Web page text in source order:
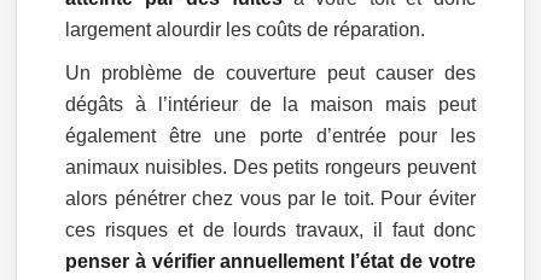
largement alourdir les coûts de réparation.
Un problème de couverture peut causer des
dégâts à l’intérieur de la maison mais peut
également être une porte d’entrée pour les
animaux nuisibles. Des petits rongeurs peuvent
alors pénétrer chez vous par le toit. Pour éviter
ces risques et de lourds travaux, il faut donc
penser à vérifier annuellement l’état de votre